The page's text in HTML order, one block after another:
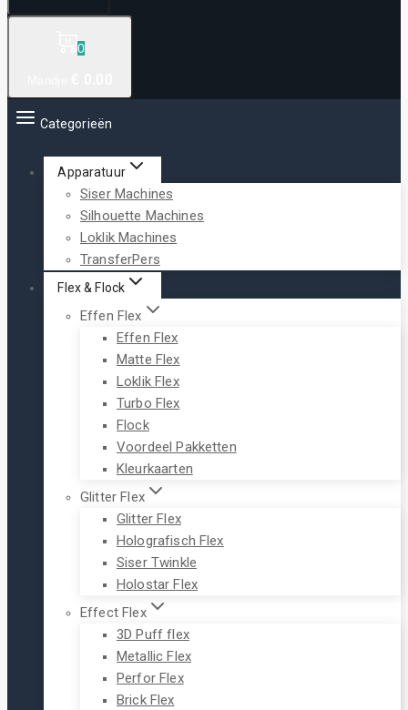
0
Categorieën
Apparatuur
Siser Machines
Silhouette Machines
Loklik Machines
TransferPers
Flex & Flock
Effen Flex
Effen Flex
Matte Flex
Loklik Flex
Turbo Flex
Flock
Voordeel Pakketten
Kleurkaarten
Glitter Flex
Glitter Flex
Holografisch Flex
Siser Twinkle
Holostar Flex
Effect Flex
3D Puff flex
Metallic Flex
Perfor Flex
Brick Flex